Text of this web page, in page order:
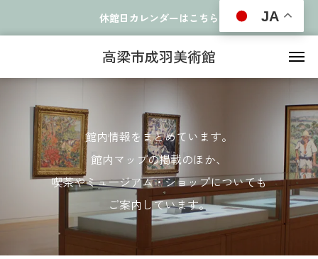
休館日カレンダーはこちら
高梁市成羽美術館
館内情報をまとめています。
館内マップの掲載のほか、
喫茶やミュージアム・ショップについても
ご案内しています。
JA